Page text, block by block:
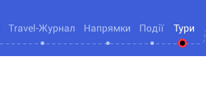
Travel-Журнал Напрямки Події Тури